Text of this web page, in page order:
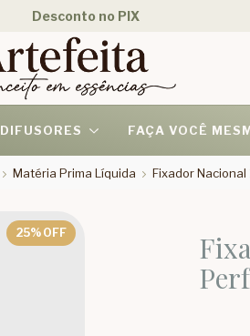
Desconto no PIX
DIFUSORES FAÇA VOCÊ
Matéria Prima Líquida Fixador
25% OFF